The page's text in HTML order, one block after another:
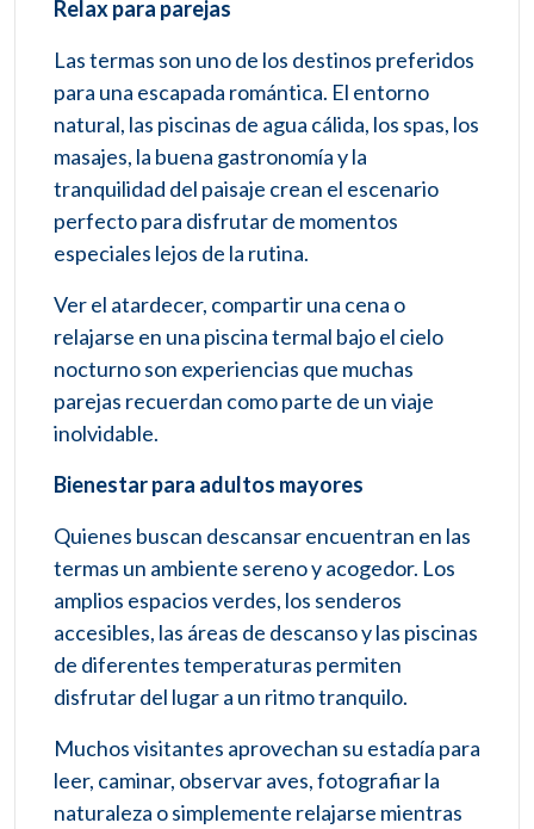
Relax para parejas
Las termas son uno de los destinos preferidos
para una escapada romántica. El entorno
natural, las piscinas de agua cálida, los spas, los
masajes, la buena gastronomía y la
tranquilidad del paisaje crean el escenario
perfecto para disfrutar de momentos
especiales lejos de la rutina.
Ver el atardecer, compartir una cena o
relajarse en una piscina termal bajo el cielo
nocturno son experiencias que muchas
parejas recuerdan como parte de un viaje
inolvidable.
Bienestar para adultos mayores
Quienes buscan descansar encuentran en las
termas un ambiente sereno y acogedor. Los
amplios espacios verdes, los senderos
accesibles, las áreas de descanso y las piscinas
de diferentes temperaturas permiten
disfrutar del lugar a un ritmo tranquilo.
Muchos visitantes aprovechan su estadía para
leer, caminar, observar aves, fotografiar la
naturaleza o simplemente relajarse mientras